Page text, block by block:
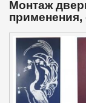
Монтаж
применения,